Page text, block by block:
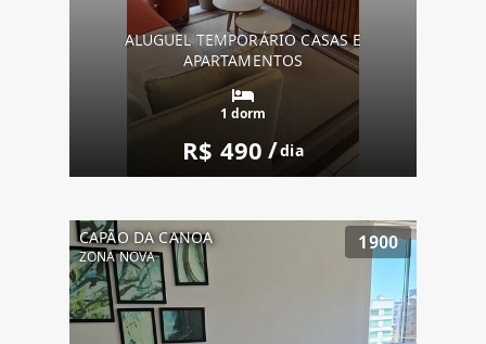
ALUGUEL TEMPORÁRIO CASAS E
APARTAMENTOS
1 dorm
R$ 490 /dia
CAPÃO DA CANOA
ZONA NOVA
1900